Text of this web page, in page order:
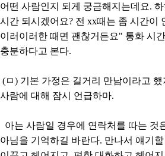
어떤 사람인지 되게 궁금해지는데요.
시간 되시겠어요? 전 xx때는 좀 시간이
이러이러한 때면 괜찮거든요" 통화 시
충분하다고 본다.
(ㅁ) 기본 가정은 길거리 만남이라고
사람에 대해 잠시 언급하마.
아는 사람일 경우에 연락처를 따는 것
아님을 기억하길 바란다. 만나서 얘기할